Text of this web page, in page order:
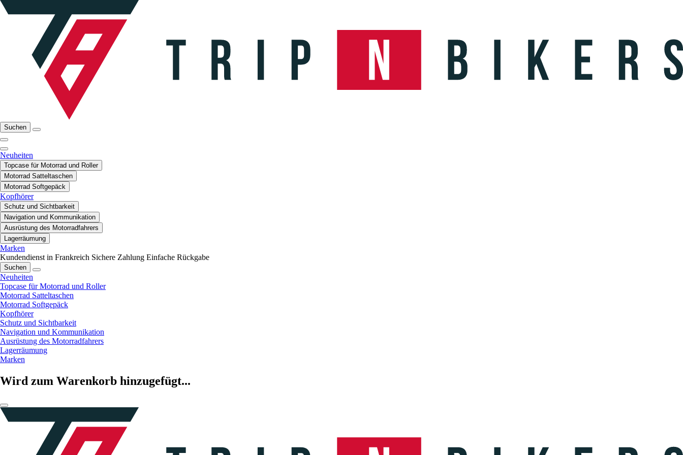
Suchen
Neuheiten
Topcase für Motorrad und Roller
Motorrad Satteltaschen
Motorrad Softgepäck
Kopfhörer
Schutz und Sichtbarkeit
Navigation und Kommunikation
Ausrüstung des Motorradfahrers
Lagerräumung
Marken
Kundendienst in Frankreich Sichere Zahlung Einfache Rückgabe
Suchen
Neuheiten
Topcase für Motorrad und Roller
Motorrad Satteltaschen
Motorrad Softgepäck
Kopfhörer
Schutz und Sichtbarkeit
Navigation und Kommunikation
Ausrüstung des Motorradfahrers
Lagerräumung
Marken
Wird zum Warenkorb hinzugefügt...